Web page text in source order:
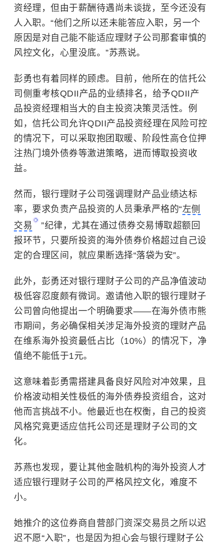
资经理，但由于薪酬待遇尚未谈拢，至今还没有
人入职。“他们之所以还未能答应入职，另一个
原因是对自己能不能适应理财子公司那套审慎的
风控文化，心里没底。”苏燕说。
彭勇也有着同样的顾虑。目前，他所在的信托公
司侧重考核QDII产品的业绩排名，给予QDII产
品投资经理相当大的自主投资决策灵活性。例
如，信托公司允许QDII产品投资经理在风险可控
的情况下，可以采取抱团取暖、阶段性高仓位押
注热门境外债券等激进策略，进而博取投资收
益。
然而，银行理财子公司强调理财产品业绩达标
率，要求负责产品投资的人员秉承严格的“左侧
交易
”纪律，尤其在通过债券交易博取超额回
报环节，只要所投资的海外债券价格超过自己设
定的合理区间，就应果断选择“落袋为安”。
此外，彭勇还对银行理财子公司的产品净值波动
极低容忍度颇有微词。邀请他入职的银行理财子
公司曾向他提出一个明确要求——在海外债市熊
市期间，务必确保相关涉足海外投资的理财产品
在维系海外投资最低占比（10%）的情况下，净
值绝不能低于1元。
这意味着彭勇需搭建具备良好风险对冲效果，且
价格波动相关性极低的海外债券投资组合，这对
他而言挑战不小。他最近也在权衡，自己的投资
风格究竟更适应信托公司还是理财子公司的文
化。
苏燕也发现，要让其他金融机构的海外投资人才
适应银行理财子公司的严格风控文化，难度不
小。
她推介的这位券商自营部门资深交易员之所以迟
迟不愿“入职”，也是因为担心会与银行理财子公